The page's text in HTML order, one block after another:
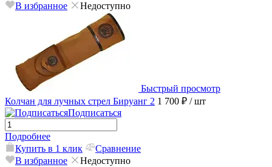
В избранное
Недоступно
Быстрый просмотр
Колчан для лучных стрел Бируанг 2 1 700 ₽ / шт
Подписаться
Подробнее
Купить в 1 клик
Сравнение
В избранное
Недоступно